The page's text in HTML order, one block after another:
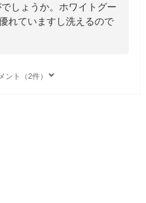
しょうか。ホワイトグー
れていますし洗えるので
ント（2件）